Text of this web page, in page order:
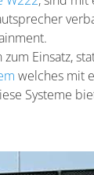
Einsatz,
welches mit
Systeme